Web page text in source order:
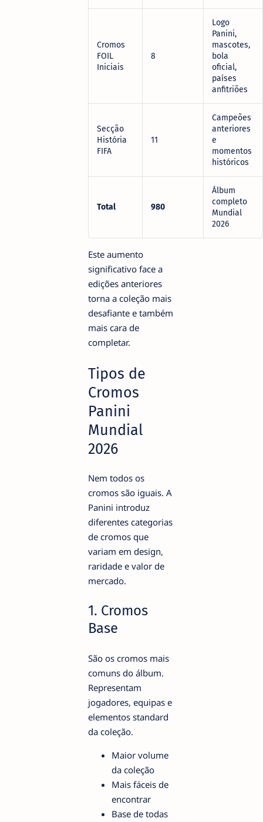
Cromos
FOIL
Iniciais
8
Logo
Panini,
mascotes,
bola
oficial,
países
anfitriões
Secção
História
FIFA
11
Campeões
anteriores
e
momentos
históricos
Total 980
Álbum
completo
Mundial
2026
Este aumento
significativo face a
edições anteriores
torna a coleção mais
desafiante e também
mais cara de
completar.
Tipos de
Cromos
Panini
Mundial
2026
Nem todos os
cromos são iguais. A
Panini introduz
diferentes categorias
de cromos que
variam em design,
raridade e valor de
mercado.
1. Cromos
Base
São os cromos mais
comuns do álbum.
Representam
jogadores, equipas e
elementos standard
da coleção.
Maior volume
da coleção
Mais fáceis de
encontrar
Base de todas